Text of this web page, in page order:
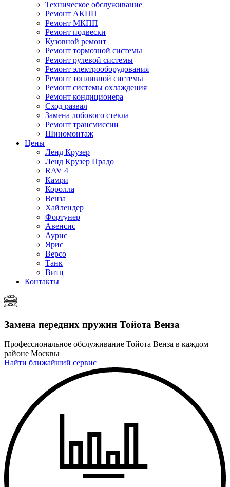
Техническое обслуживание
Ремонт АКПП
Ремонт МКПП
Ремонт подвески
Кузовной ремонт
Ремонт тормозной системы
Ремонт рулевой системы
Ремонт электрооборудования
Ремонт топливной системы
Ремонт системы охлаждения
Ремонт кондиционера
Сход развал
Замена лобового стекла
Ремонт трансмиссии
Шиномонтаж
Цены
Ленд Крузер
Ленд Крузер Прадо
RAV 4
Камри
Королла
Венза
Хайлендер
Фортунер
Авенсис
Аурис
Ярис
Версо
Танк
Витц
Контакты
Замена передних пружин Тойота Венза
Профессиональное обслуживание Тойота Венза в каждом
районе Москвы
Найти ближайший сервис